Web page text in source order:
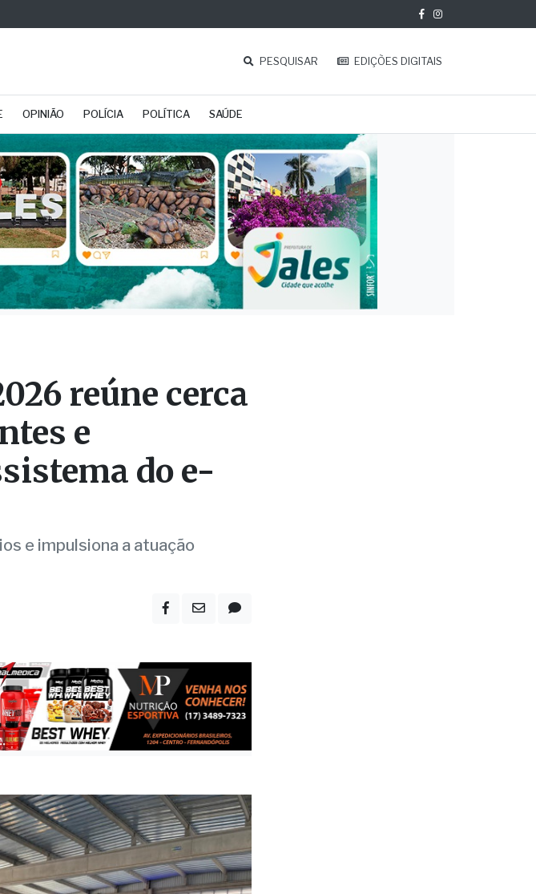
PESQUISAR EDIÇÕES DIGITAIS
OPINIÃO POLÍCIA POLÍTICA SAÚDE
reúne cerca
e
do e-
e impulsiona a atuação